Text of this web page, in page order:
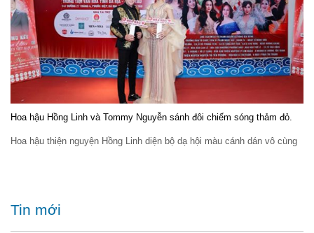
Hoa hậu Hồng Linh và Tommy Nguyễn sánh đôi chiếm sóng thảm đỏ.
Hoa hậu thiện nguyện Hồng Linh diện bộ dạ hội màu cánh dán vô cùng
Tin mới